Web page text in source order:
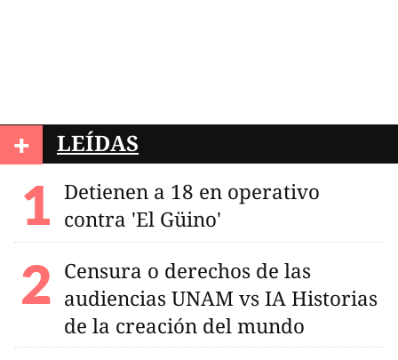
+ LEÍDAS
Detienen a 18 en operativo
contra 'El Güino'
Censura o derechos de las
audiencias UNAM vs IA Historias
de la creación del mundo